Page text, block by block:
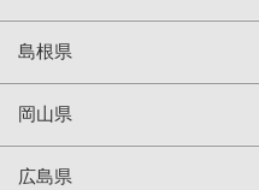
島根県
岡山県
広島県